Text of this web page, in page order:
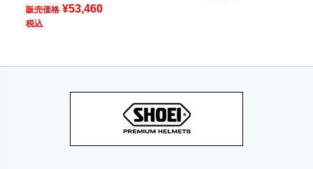
販売価格 ¥53,460
税込